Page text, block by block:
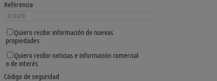
Referencia
Quiero recibir información de nuevas
propiedades
Quiero recibir noticias e información comercial
o de interés
Código de seguridad